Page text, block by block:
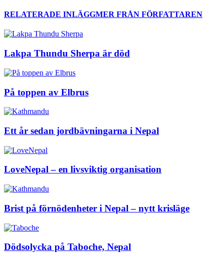
RELATERADE INLÄGGMER FRÅN FÖRFATTAREN
Lakpa Thundu Sherpa är död
På toppen av Elbrus
Ett år sedan jordbävningarna i Nepal
LoveNepal – en livsviktig organisation
Brist på förnödenheter i Nepal – nytt krisläge
Dödsolycka på Taboche, Nepal